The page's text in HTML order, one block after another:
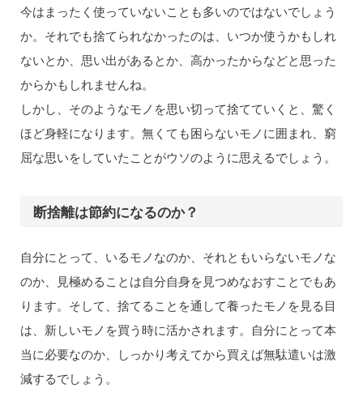
今はまったく使っていないことも多いのではないでしょう
か。それでも捨てられなかったのは、いつか使うかもしれ
ないとか、思い出があるとか、高かったからなどと思った
からかもしれませんね。
しかし、そのようなモノを思い切って捨てていくと、驚く
ほど身軽になります。無くても困らないモノに囲まれ、窮
屈な思いをしていたことがウソのように思えるでしょう。
断捨離は節約になるのか？
自分にとって、いるモノなのか、それともいらないモノな
のか、見極めることは自分自身を見つめなおすことでもあ
ります。そして、捨てることを通して養ったモノを見る目
は、新しいモノを買う時に活かされます。自分にとって本
当に必要なのか、しっかり考えてから買えば無駄遣いは激
減するでしょう。